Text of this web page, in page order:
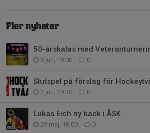
Fler nyheter
50-årskalas med
5 jun, 18:00 0
Slutspel på förslag för
2 jun, 19:30 0
Lukas Eich ny back i ÅSK
29 maj, 18:00 0